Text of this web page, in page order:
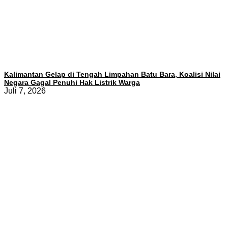
Kalimantan Gelap di Tengah Limpahan Batu Bara, Koalisi Nilai
Negara Gagal Penuhi Hak Listrik Warga
Juli 7, 2026